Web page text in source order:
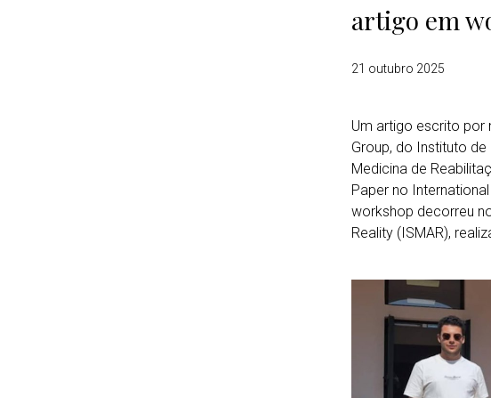
artigo em
21 outubro 2025
Um artigo escrito por
Group, do Instituto
Medicina de
Paper no
workshop decorreu
Reality (ISMAR),